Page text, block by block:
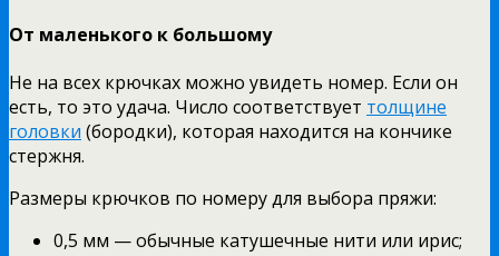
От маленького к большому
Не на всех крючках можно увидеть номер. Если он
есть, то это удача. Число соответствует толщине
головки (бородки), которая находится на кончике
стержня.
Размеры крючков по номеру для выбора пряжи:
0,5 мм — обычные катушечные нити или ирис;